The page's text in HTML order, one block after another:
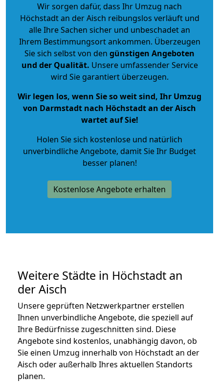
Wir sorgen dafür, dass Ihr Umzug nach
Höchstadt an der Aisch reibungslos verläuft und
alle Ihre Sachen sicher und unbeschadet an
Ihrem Bestimmungsort ankommen. Überzeugen
Sie sich selbst von den günstigen Angeboten
und der Qualität. Unsere umfassender Service
wird Sie garantiert überzeugen.
Wir legen los, wenn Sie so weit sind, Ihr Umzug
von Darmstadt nach Höchstadt an der Aisch
wartet auf Sie!
Holen Sie sich kostenlose und natürlich
unverbindliche Angebote, damit Sie Ihr Budget
besser planen!
Kostenlose Angebote erhalten
Weitere Städte in Höchstadt an
der Aisch
Unsere geprüften Netzwerkpartner erstellen
Ihnen unverbindliche Angebote, die speziell auf
Ihre Bedürfnisse zugeschnitten sind. Diese
Angebote sind kostenlos, unabhängig davon, ob
Sie einen Umzug innerhalb von Höchstadt an der
Aisch oder außerhalb Ihres aktuellen Standorts
planen.